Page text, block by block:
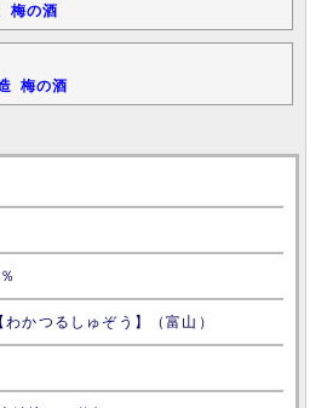
梅の酒
梅の酒
かつるしゅぞう】（富山）